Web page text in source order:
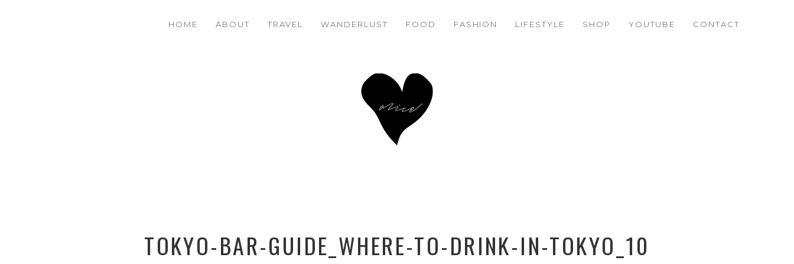
HOME ABOUT TRAVEL WANDERLUST FOOD FASHION LIFESTYLE SHOP YOUTUBE CONTACT
FACEBOOK TWITTER PINTEREST
TOKYO-BAR-GUIDE_WHERE-TO-DRINK-IN-TOKYO_10